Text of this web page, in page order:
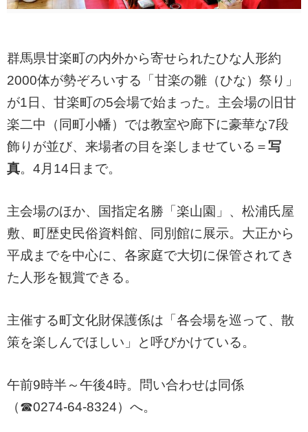
群馬県甘楽町の内外から寄せられたひな人形約
2000体が勢ぞろいする「甘楽の雛（ひな）祭り」
が1日、甘楽町の5会場で始まった。主会場の旧甘
楽二中（同町小幡）では教室や廊下に豪華な7段
飾りが並び、来場者の目を楽しませている＝写
真。4月14日まで。
主会場のほか、国指定名勝「楽山園」、松浦氏屋
敷、町歴史民俗資料館、同別館に展示。大正から
平成までを中心に、各家庭で大切に保管されてき
た人形を観賞できる。
主催する町文化財保護係は「各会場を巡って、散
策を楽しんでほしい」と呼びかけている。
午前9時半～午後4時。問い合わせは同係
（☎0274-64-8324）へ。